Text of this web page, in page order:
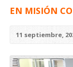
EN MISIÓN
11 septiembre,